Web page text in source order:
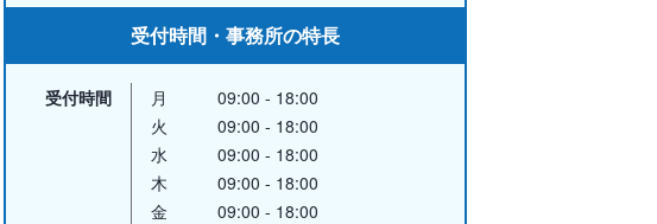
受付時間・事務所の特長
受付時間 月
09:00 - 18:00
火
09:00 - 18:00
水
09:00 - 18:00
木
09:00 - 18:00
金
09:00 - 18:00